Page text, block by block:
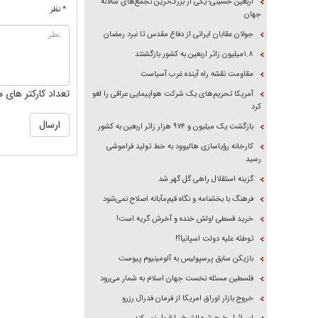
* نظر
تعداد کارکتر های
جهان
جولان عقابان ایرانی از دفاع مقدس تا نبرد رمضان
۱.۸میلیون زائر اربعین به کشور بازگشتند
مقاومت نقشه راه آینده غرب آسیاست
آمریکا تحریم‌های یک شرکت هواپیمایی عراقی را لغو
کرد
بازگشت یک میلیون و ۹۷۴ هزار زائر اربعین به کشور
کارخانه رؤیاسازی هالیوود به خط تولید فراموشی
رسید
گزینه استقلال راهی گل گهر شد
فرهنگ با بخشنامه و نگاه قیم‌مآبانه اصلاح نمی‌شود
خرید قسطی اولش خنده و آخرش گریه است!
توطئه علیه دولت اسپانیا؟!
بازیکن سابق پرسپولیس به آلومینیوم پیوست
فلسطین مسئله نخست جهان اسلام به شمار می‌رود
خروج بازار اوراق امریکا از فرمان فدرال رزرو